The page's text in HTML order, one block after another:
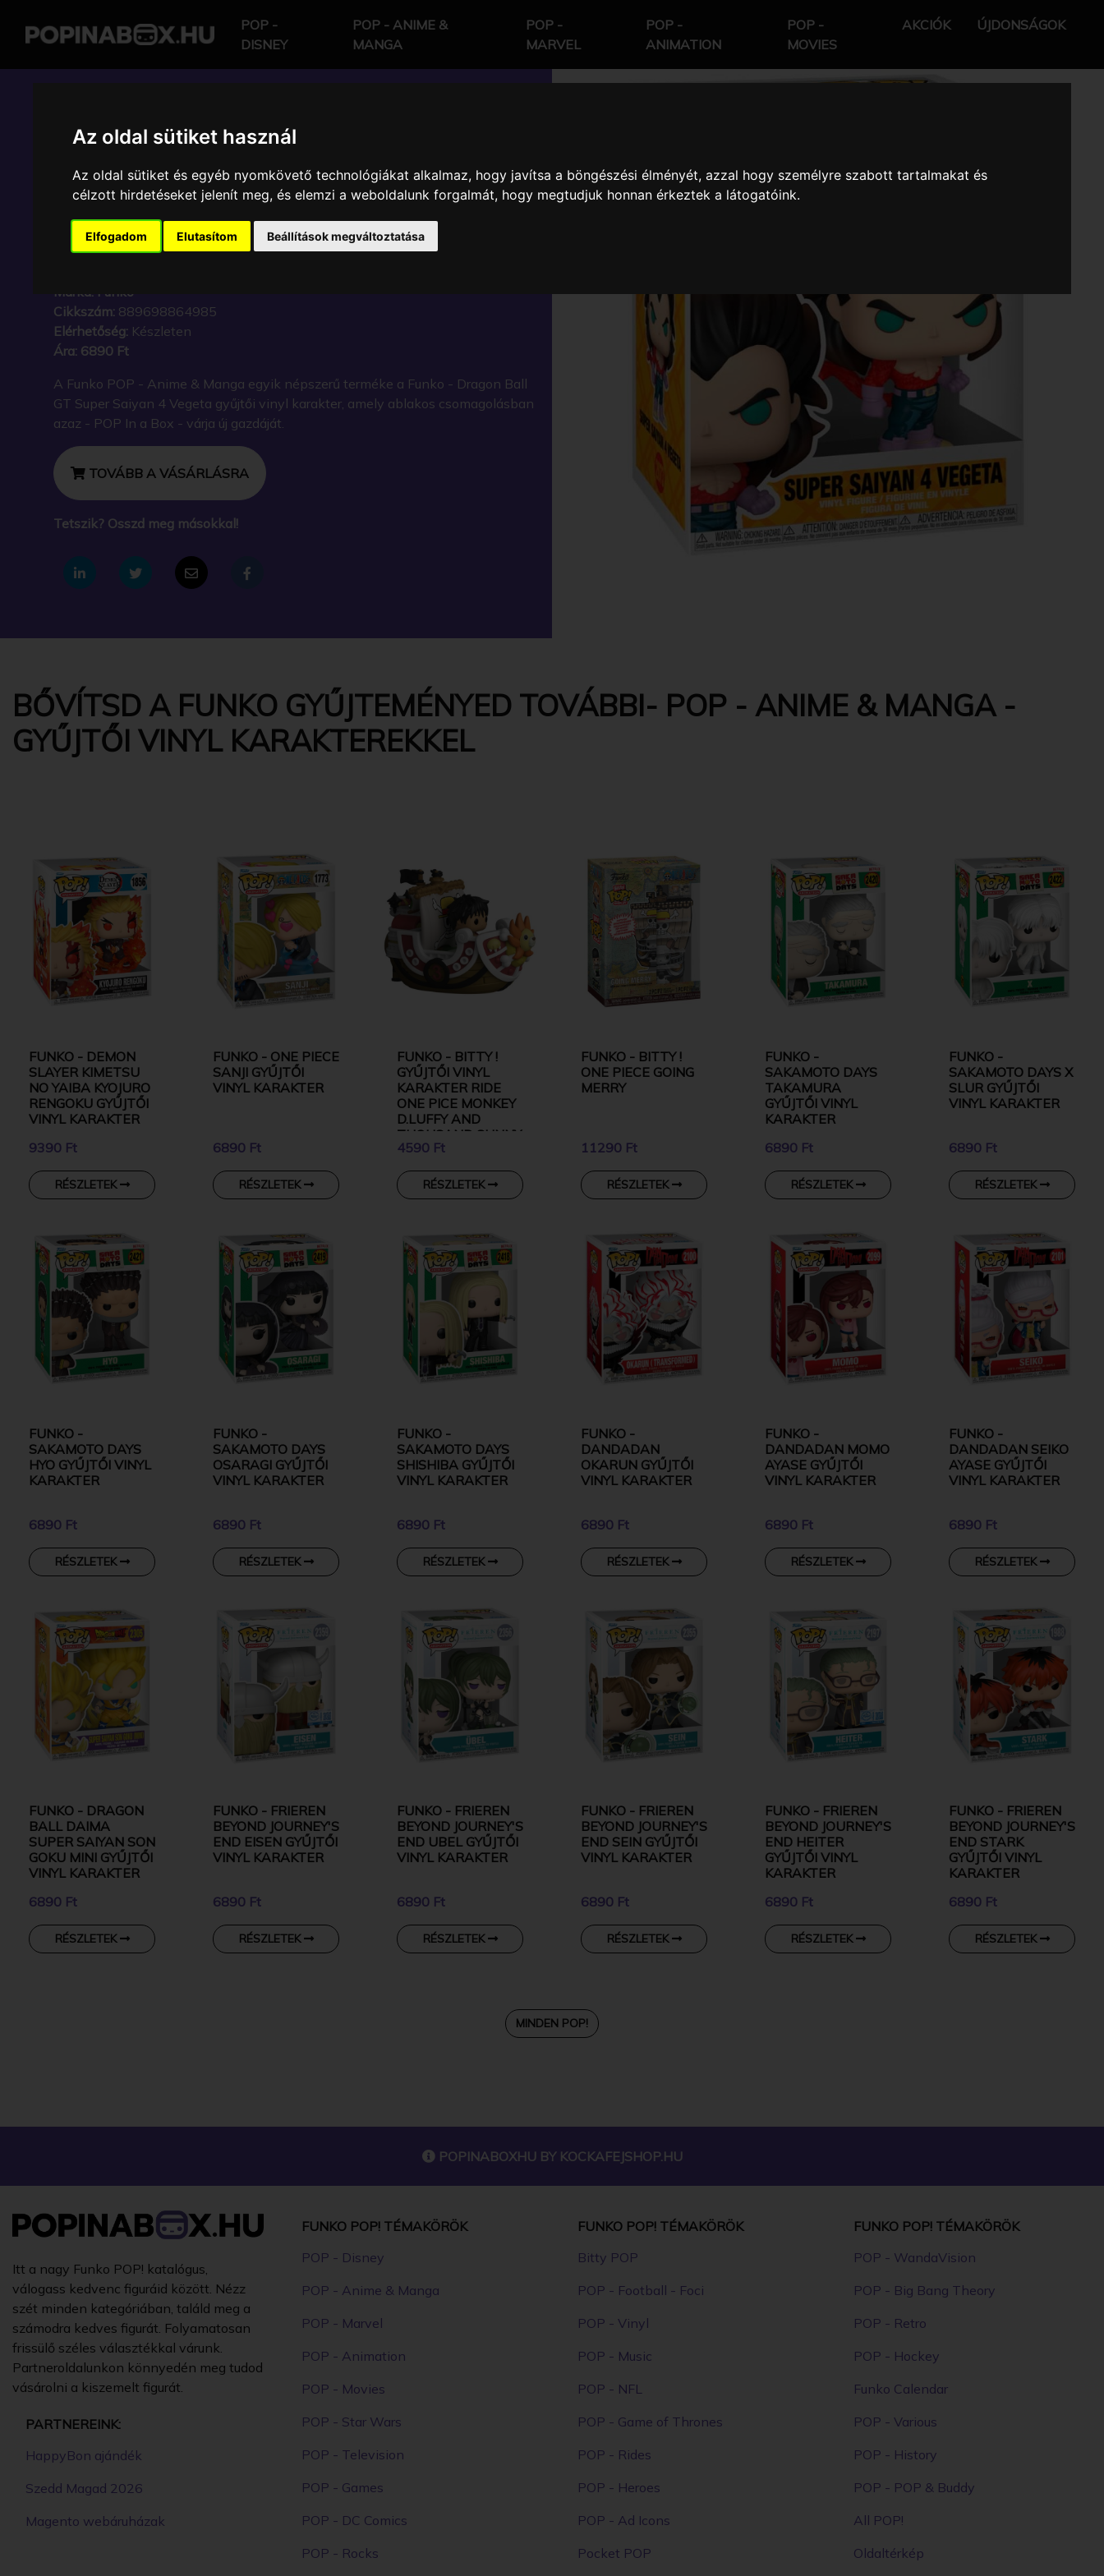
Az oldal sütiket használ
Az oldal sütiket és egyéb nyomkövető technológiákat alkalmaz, hogy javítsa a böngészési élményét, azzal hogy személyre szabott tartalmakat és
célzott hirdetéseket jelenít meg, és elemzi a weboldalunk forgalmát, hogy megtudjuk honnan érkeztek a látogatóink.
Elfogadom Elutasítom Beállítások megváltoztatása
POP -
DISNEY
POP - ANIME &
MANGA
POP -
MARVEL
POP -
ANIMATION
POP -
MOVIES
AKCIÓK ÚJDONSÁGOK
POP IN A BOX HU
FUNKO - DRAGON BALL GT
SUPER SAIYAN 4 VEGETA GYŰJTŐI
VINYL KARAKTER
Márka: Funko
Cikkszám: 889698864985
Elérhetőség: Készleten
Ára: 6890 Ft
A Funko POP - Anime & Manga egyik népszerű terméke a Funko - Dragon Ball
GT Super Saiyan 4 Vegeta gyűjtői vinyl karakter, amely ablakos csomagolásban
azaz - POP In a Box - várja új gazdáját.
TOVÁBB A VÁSÁRLÁSRA
Tetszik? Osszd meg másokkal!
BŐVÍTSD A FUNKO GYŰJTEMÉNYED TOVÁBBI- POP - ANIME & MANGA -
GYŰJTŐI VINYL KARAKTEREKKEL
FUNKO - DEMON
SLAYER KIMETSU
NO YAIBA KYOJURO
RENGOKU GYŰJTŐI
VINYL KARAKTER
9390 Ft
RÉSZLETEK
FUNKO - ONE PIECE
SANJI GYŰJTŐI
VINYL KARAKTER
6890 Ft
RÉSZLETEK
FUNKO - BITTY !
GYŰJTŐI VINYL
KARAKTER RIDE
ONE PICE MONKEY
D.LUFFY AND
THOUSAND SUNNY
4590 Ft
RÉSZLETEK
FUNKO - BITTY !
ONE PIECE GOING
MERRY
11290 Ft
RÉSZLETEK
FUNKO -
SAKAMOTO DAYS
TAKAMURA
GYŰJTŐI VINYL
KARAKTER
6890 Ft
RÉSZLETEK
FUNKO -
SAKAMOTO DAYS X
SLUR GYŰJTŐI
VINYL KARAKTER
6890 Ft
RÉSZLETEK
FUNKO -
SAKAMOTO DAYS
HYO GYŰJTŐI VINYL
KARAKTER
6890 Ft
RÉSZLETEK
FUNKO -
SAKAMOTO DAYS
OSARAGI GYŰJTŐI
VINYL KARAKTER
6890 Ft
RÉSZLETEK
FUNKO -
SAKAMOTO DAYS
SHISHIBA GYŰJTŐI
VINYL KARAKTER
6890 Ft
RÉSZLETEK
FUNKO -
DANDADAN
OKARUN GYŰJTŐI
VINYL KARAKTER
6890 Ft
RÉSZLETEK
FUNKO -
DANDADAN MOMO
AYASE GYŰJTŐI
VINYL KARAKTER
6890 Ft
RÉSZLETEK
FUNKO -
DANDADAN SEIKO
AYASE GYŰJTŐI
VINYL KARAKTER
6890 Ft
RÉSZLETEK
FUNKO - DRAGON
BALL DAIMA
SUPER SAIYAN SON
GOKU MINI GYŰJTŐI
VINYL KARAKTER
6890 Ft
RÉSZLETEK
FUNKO - FRIEREN
BEYOND JOURNEY'S
END EISEN GYŰJTŐI
VINYL KARAKTER
6890 Ft
RÉSZLETEK
FUNKO - FRIEREN
BEYOND JOURNEY'S
END UBEL GYŰJTŐI
VINYL KARAKTER
6890 Ft
RÉSZLETEK
FUNKO - FRIEREN
BEYOND JOURNEY'S
END SEIN GYŰJTŐI
VINYL KARAKTER
6890 Ft
RÉSZLETEK
FUNKO - FRIEREN
BEYOND JOURNEY'S
END HEITER
GYŰJTŐI VINYL
KARAKTER
6890 Ft
RÉSZLETEK
FUNKO - FRIEREN
BEYOND JOURNEY'S
END STARK
GYŰJTŐI VINYL
KARAKTER
6890 Ft
RÉSZLETEK
MINDEN POP!
POPINABOXHU BY KOCKAFEJSHOP.HU
Itt a nagy Funko POP! katalógus,
válogass kedvenc figuráid között. Nézz
szét minden kategóriában, találd meg a
számodra kedves figurát. Folyamatosan
frissülő széles választékkal várunk.
Partneroldalunkon könnyedén meg tudod
vásárolni a kiszemelt figurát.
PARTNEREINK:
HappyBon ajándék
Szedd Magad 2026
Magento webáruházak
FUNKO POP! TÉMAKÖRÖK
POP - Disney
POP - Anime & Manga
POP - Marvel
POP - Animation
POP - Movies
POP - Star Wars
POP - Television
POP - Games
POP - DC Comics
POP - Rocks
FUNKO POP! TÉMAKÖRÖK
Bitty POP
POP - Football - Foci
POP - Vinyl
POP - Music
POP - NFL
POP - Game of Thrones
POP - Rides
POP - Heroes
POP - Ad Icons
Pocket POP
FUNKO POP! TÉMAKÖRÖK
POP - WandaVision
POP - Big Bang Theory
POP - Retro
POP - Hockey
Funko Calendar
POP - Various
POP - History
POP - POP & Buddy
All POP!
Oldaltérkép